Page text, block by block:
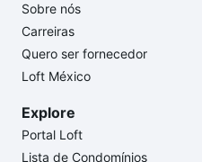
Sobre nós
Carreiras
Quero ser fornecedor
Loft México
Explore
Portal Loft
Lista de Condomínios